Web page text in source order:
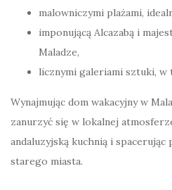
malowniczymi plażami,
imponującą Alcazabą i
Maladze,
licznymi galeriami sztuki, w
Wynajmując dom wakacyjny w
zanurzyć się w lokalnej
andaluzyjską kuchnią i
starego miasta.